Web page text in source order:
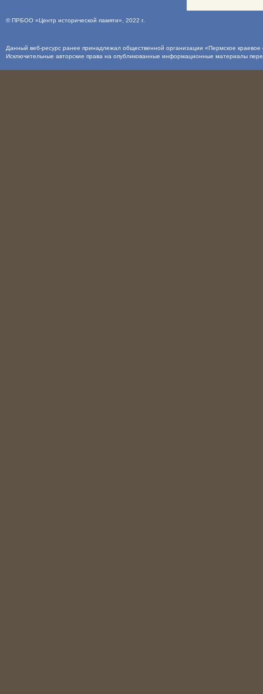
©ПРБОО «Центр исторической памяти» , 2022 г.
Данный веб-ресурс ранее принадлежал общественной организации «Пермское
Исключительные авторские права на опубликованные информационные материалы